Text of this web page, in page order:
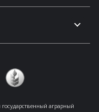
аграрный